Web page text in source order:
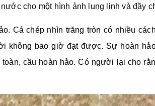
cho một hình ảnh lung linh và đầy
Cá chép nhìn trăng tròn có nhiều
không bao giờ đạt được. Sự hoàn
cầu hoàn hảo. Có người lại cho